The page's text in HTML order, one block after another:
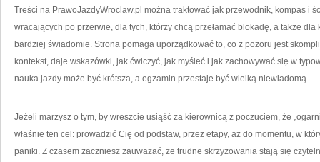
Treści na PrawoJazdyWroclaw.pl można traktować jak przewodnik, kompas i
wracających po przerwie, dla tych, którzy chcą przełamać blokadę, a także
bardziej świadomie. Strona pomaga uporządkować to, co z pozoru jest
kontekst, daje wskazówki, jak ćwiczyć, jak myśleć i jak zachowywać się w
nauka jazdy może być krótsza, a egzamin przestaje być wielką niewiadomą.
Jeżeli marzysz o tym, by wreszcie usiąść za kierownicą z poczuciem, że
właśnie ten cel: prowadzić Cię od podstaw, przez etapy, aż do momentu, w
paniki. Z czasem zaczniesz zauważać, że trudne skrzyżowania stają się